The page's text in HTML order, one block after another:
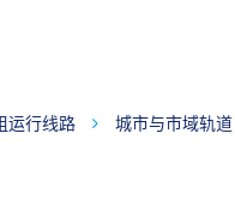
运行线路 城市与市域轨道